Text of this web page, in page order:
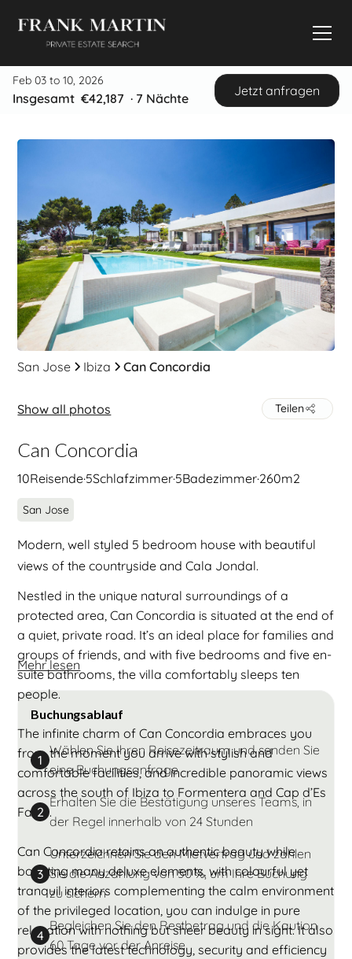
Feb 03 to 10, 2026
Insgesamt €42,187 · 7 Nächte
Jetzt anfragen
San Jose Ibiza Can Concordia
Show all photos
Can Concordia
10Reisende·5Schlafzimmer·5Badezimmer·260m2
San Jose
Teilen
Modern, well styled 5 bedroom house with beautiful
views of the countryside and Cala Jondal.
Nestled in the unique natural surroundings of a
protected area, Can Concordia is situated at the end of
a quiet, private road. It’s an ideal place for families and
groups of friends, and with five bedrooms and five en-
suite bathrooms, the villa comfortably sleeps ten
people.
The infinite charm of Can Concordia embraces you
from the moment you arrive with stylish and
comfortable facilities, and incredible panoramic views
across the south of Ibiza to Formentera and Cap d’Es
Falco.
Can Concordia retains an authentic beauty while
boasting many deluxe elements, with colourful yet
tranquil interiors complementing the calm environment
of the privileged location, you can indulge in pure
relaxation with nothing but sheer beauty in sight. It also
provides the latest technology, security and efficiency
Mehr lesen
Buchungsablauf
1
Wählen Sie Ihren Reisezeitraum und senden Sie
eine Buchungsanfrage
2
Erhalten Sie die Bestätigung unseres Teams, in
der Regel innerhalb von 24 Stunden
3
Unterzeichnen Sie den Mietvertrag und zahlen
Sie die Anzahlung von 50 %, um Ihre Buchung
zu sichern
4
Begleichen Sie den Restbetrag und die Kaution
60 Tage vor der Anreise